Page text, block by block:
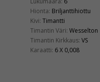
Hionta: Briljanttihiottu
Kivi: Timantti
Timantin Väri: Wesselton
Timantin Kirkkaus: VS
Karaatti: 6 X 0,008